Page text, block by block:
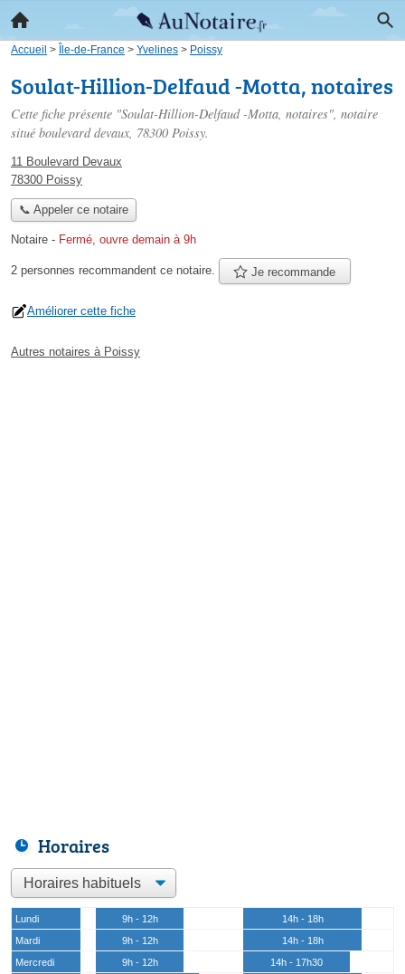
Accueil > Île-de-France > Yvelines > Poissy
Soulat-Hillion-Delfaud -Motta, notaires
Cette fiche présente "Soulat-Hillion-Delfaud -Motta, notaires", notaire
situé boulevard devaux, 78300 Poissy.
11 Boulevard Devaux
78300 Poissy
📞 Appeler ce notaire
Notaire - Fermé, ouvre demain à 9h
2 personnes recommandent ce notaire. Je recommande
Améliorer cette fiche
Autres notaires à Poissy
Horaires
Lundi 9h - 12h
14h - 18h
Mardi
9h - 12h
14h - 18h
Mercredi
9h - 12h
14h - 17h30